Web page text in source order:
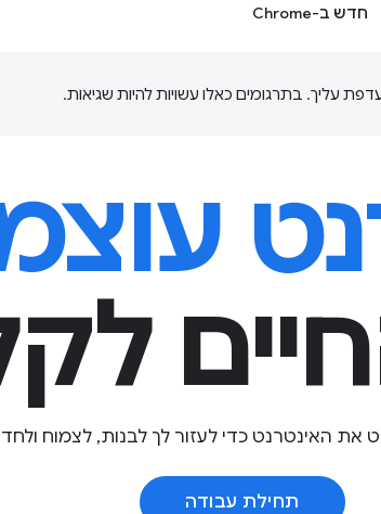
חדש ב-Chrome
את האינטרנט כדי לעזור לך לבנות, לצמוח
תחילת עבודה